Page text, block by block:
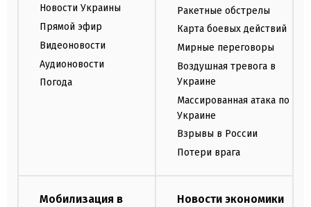
Новости Украины
Прямой эфир
Видеоновости
Аудионовости
Погода
Ракетные обстрелы
Карта боевых действий
Мирные переговоры
Воздушная тревога в
Украине
Массированная атака по
Украине
Взрывы в России
Потери врага
Мобилизация в
Новости экономики